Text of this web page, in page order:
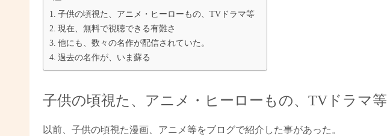
子供の頃視た、アニメ・ヒーローもの、TVドラマ等
現在、無料で視聴できる有難さ
他にも、数々の名作が配信されていた。
過去の名作が、いま蘇る
子供の頃視た、アニメ・ヒーローもの、TVドラマ等
以前、子供の頃視た漫画、アニメ等をブログで紹介した事があった。